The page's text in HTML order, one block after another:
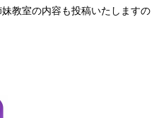
教室の内容も投稿いたしますの